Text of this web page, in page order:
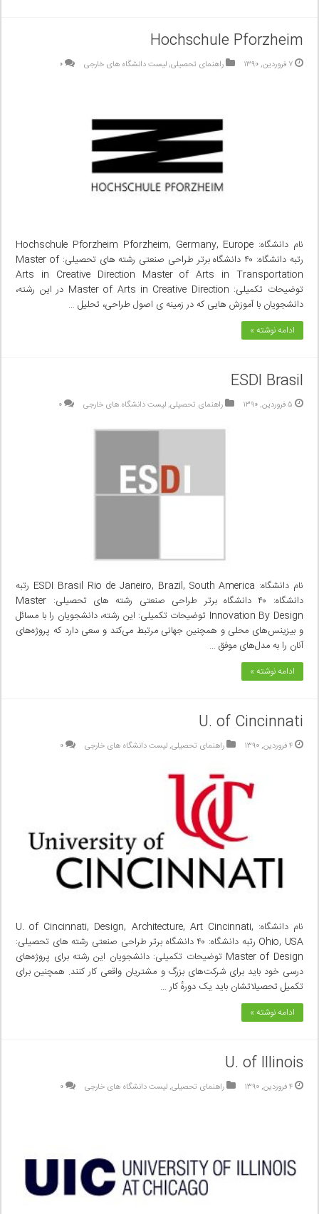
Hochschule Pforzheim
۷ فروردین, ۱۳۹۰ راهنمای تحصیلی,لیست دانشگاه های خارجی ۰
نام دانشگاه: Hochschule Pforzheim Pforzheim, Germany, Europe
رتبه دانشگاه: ۴۰ دانشگاه برتر طراحی صنعتی رشته های تحصیلی: Master of
Arts in Creative Direction Master of Arts in Transportation
توضیحات تکمیلی: Master of Arts in Creative Direction در این رشته،
دانشجویان با آموزش هایی که در زمینه ی اصول طراحی‌، تحلیل …
ادامه نوشته »
ESDI Brasil
۵ فروردین, ۱۳۹۰ راهنمای تحصیلی,لیست دانشگاه های خارجی ۰
نام دانشگاه: ESDI Brasil Rio de Janeiro, Brazil, South America رتبه
دانشگاه: ۴۰ دانشگاه برتر طراحی صنعتی رشته های تحصیلی: Master
Innovation By Design توضیحات تکمیلی: این رشته، دانشجویان را با مسائل
و بیزینس‌های محلی و همچنین جهانی‌ مرتبط می‌کند و سعی‌ دارد که پروژه‌های
آنان را به مدل‌های موفق …
ادامه نوشته »
U. of Cincinnati
۴ فروردین, ۱۳۹۰ راهنمای تحصیلی,لیست دانشگاه های خارجی ۰
نام دانشگاه: U. of Cincinnati, Design, Architecture, Art Cincinnati,
Ohio, USA رتبه دانشگاه: ۴۰ دانشگاه برتر طراحی صنعتی رشته های تحصیلی:
Master of Design توضیحات تکمیلی: دانشجویان این رشته برای پروژه‌های
درسی‌ خود باید برای شرکت‌های بزرگ و مشتریان واقعی کار کنند. همچنین برای
تکمیل تحصیلاتشان باید یک دورهٔ کار …
ادامه نوشته »
U. of Illinois
۴ فروردین, ۱۳۹۰ راهنمای تحصیلی,لیست دانشگاه های خارجی ۰